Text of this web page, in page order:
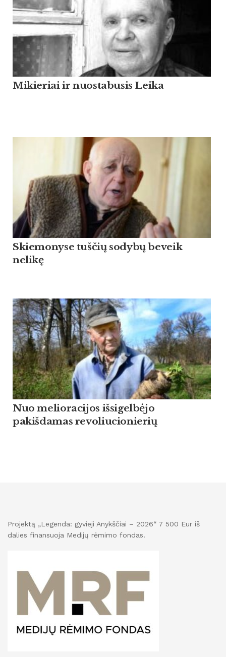
Mikieriai ir nuostabusis Leika
Skiemonyse tuščių sodybų beveik
nelikę
Nuo melioracijos išsigelbėjo
pakišdamas revoliucionierių
Projektą „Legenda: gyvieji Anykščiai – 2026“ 7 500 Eur iš
dalies finansuoja Medijų rėmimo fondas.